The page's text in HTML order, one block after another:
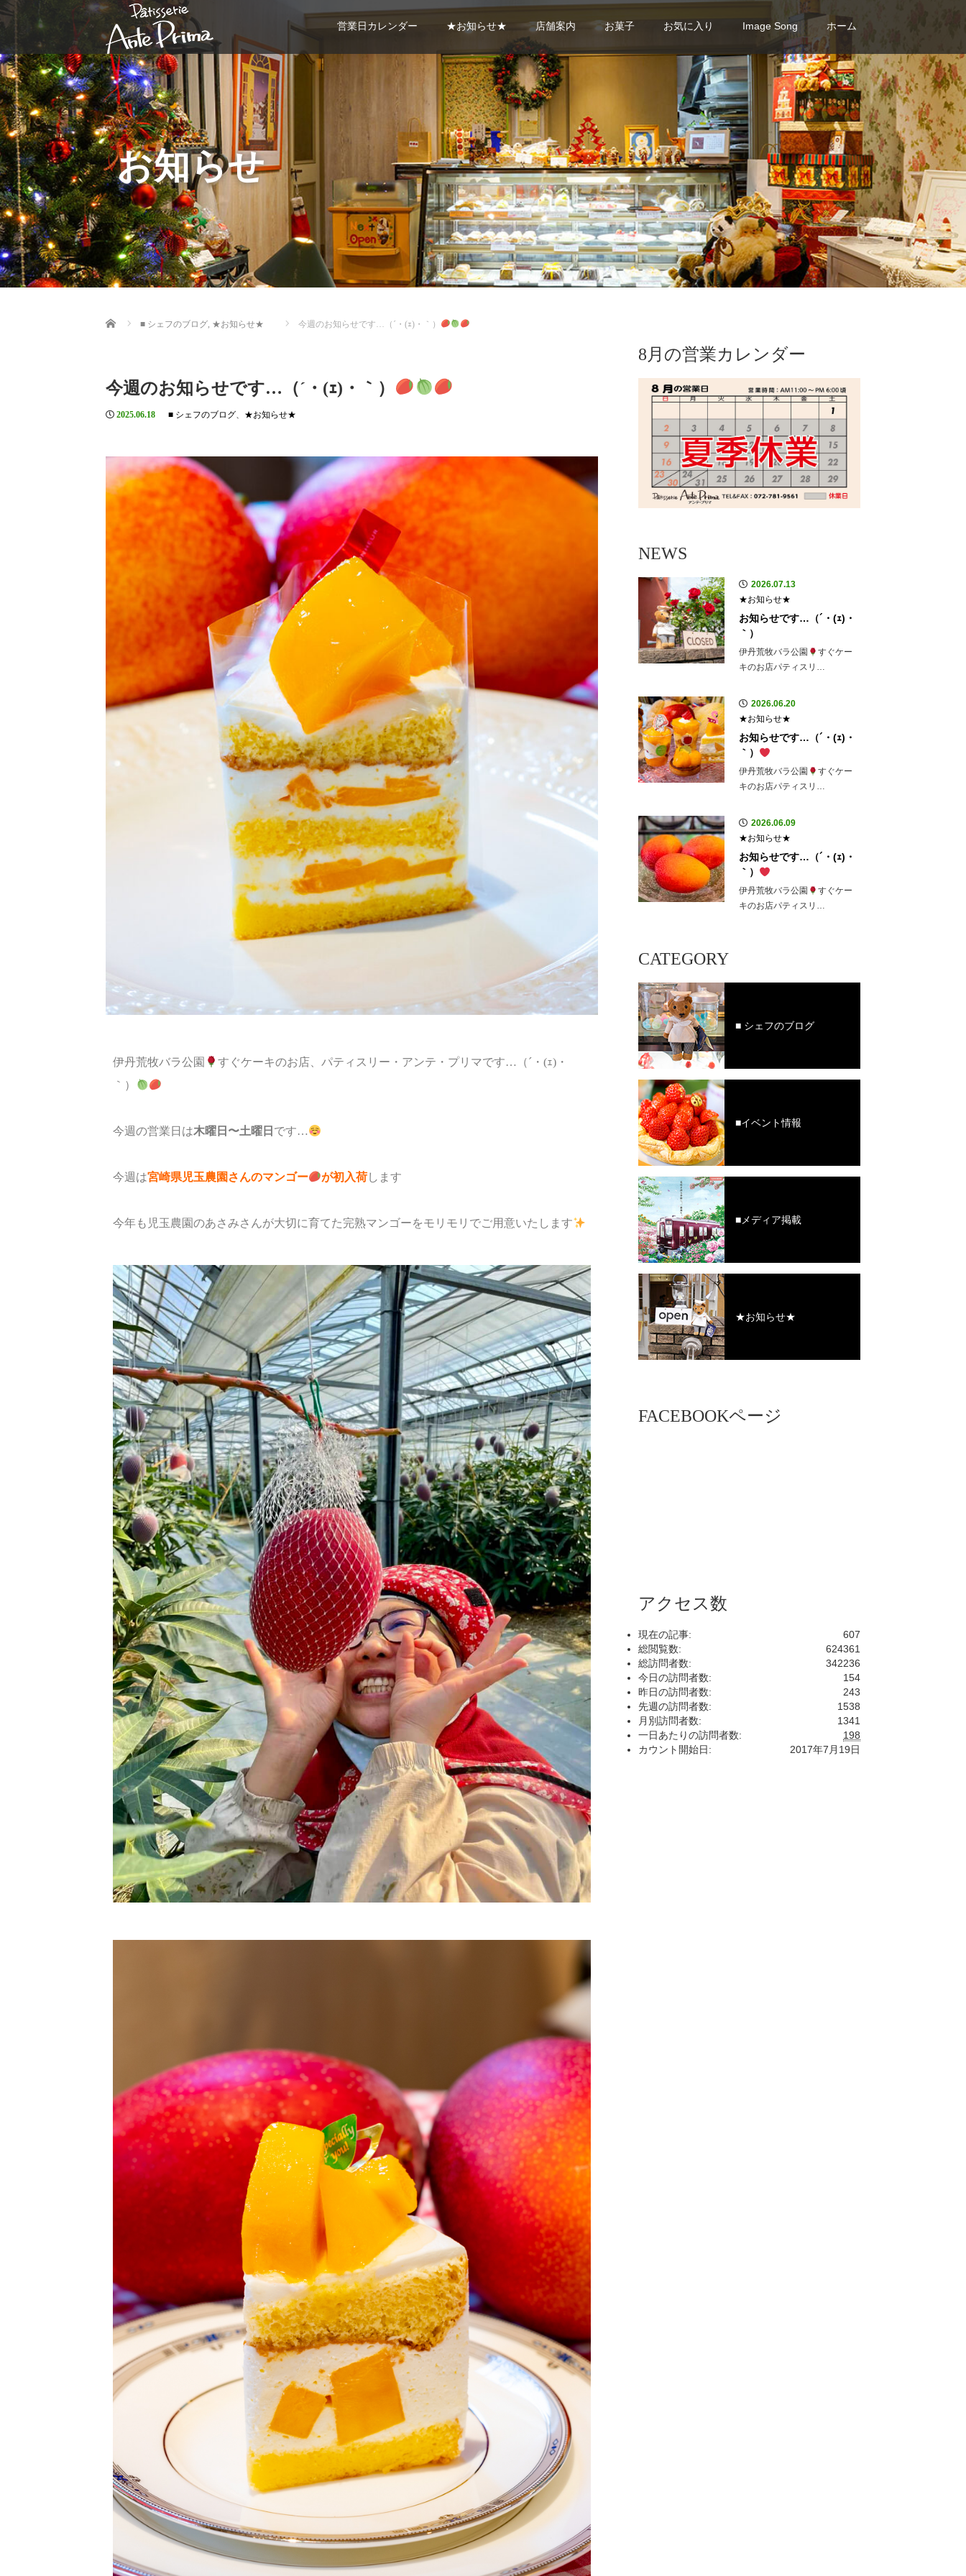
営業日カレンダー ★お知らせ★ 店舗案内 お菓子 お気に入り Image Song ホーム
お知らせ
Home ■ シェフのブログ, ★お知らせ★ 今週のお知らせです…（´・(ｪ)・｀）
今週のお知らせです…（´・(ｪ)・｀）
2025.06.18 ■ シェフのブログ、 ★お知らせ★
伊丹荒牧バラ公園
すぐケーキのお店、パティスリー・アンテ・プリマです…（´・(ｪ)・
｀）
今週の営業日は木曜日〜土曜日 です…
今週は宮崎県児玉農園さんのマンゴー が初入荷します
今年も児玉農園のあさみさんが大切に育てた完熟マンゴーをモリモリでご用意いたします
8月の営業カレンダー
NEWS
2026.07.13
★お知らせ★
お知らせです…（´・(ｪ)・
｀）
伊丹荒牧バラ公園
すぐケー
キのお店パティスリ…
2026.06.20
★お知らせ★
お知らせです…（´・(ｪ)・
｀）
伊丹荒牧バラ公園
すぐケー
キのお店パティスリ…
2026.06.09
★お知らせ★
お知らせです…（´・(ｪ)・
｀）
伊丹荒牧バラ公園
すぐケー
キのお店パティスリ…
CATEGORY
■ シェフのブログ
■イベント情報
■メディア掲載
★お知らせ★
FACEBOOKページ
アクセス数
607
現在の記事:
624361
総閲覧数:
342236
総訪問者数:
154
今日の訪問者数:
243
昨日の訪問者数:
1538
先週の訪問者数:
1341
月別訪問者数:
198
一日あたりの訪問者数:
2017年7月19日
カウント開始日: